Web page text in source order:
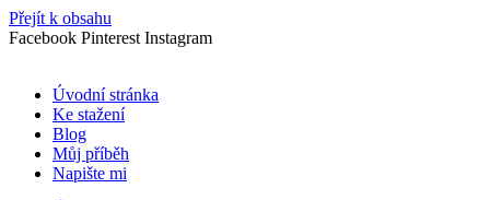
Přejít k obsahu
Facebook Pinterest Instagram
Úvodní stránka
Ke stažení
Blog
Můj příběh
Napište mi